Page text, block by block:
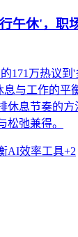
午休'，职
171万热议
与工作的平
休息节奏的
松弛兼得。
AI效率工具+2